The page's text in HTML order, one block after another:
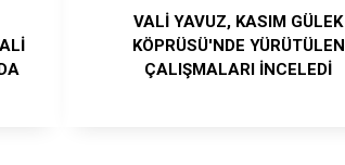
VALİ YAVUZ, KASIM GÜLEK
KÖPRÜSÜ'NDE YÜRÜTÜLEN
ÇALIŞMALARI İNCELEDİ